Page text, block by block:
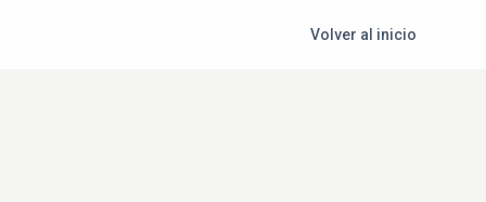
Volver al inicio